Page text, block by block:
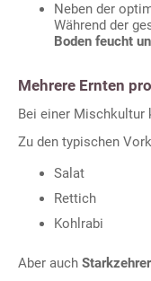
Neben der
Während der
Boden feucht
Mehrere Ernten
Bei einer Mischkultur
Zu den typischen
Salat
Rettich
Kohlrabi
Aber auch Starkzehrer